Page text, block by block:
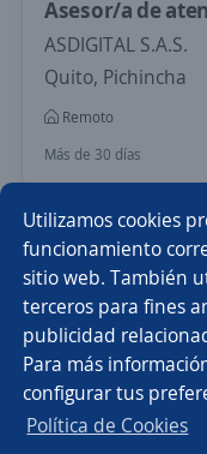
Utilizamos cookies
funcionamiento
sitio web. También
terceros para fines
publicidad
Para más
configurar tus
Política de Cookies
Asesor/a de
ASDIGITAL S.A.S.
Quito, Pichincha
Remoto
Más de 30 días
Nuevas
Empleos similares
Asesor comisionista
Asesor/a de ventas
Buscar
CT App